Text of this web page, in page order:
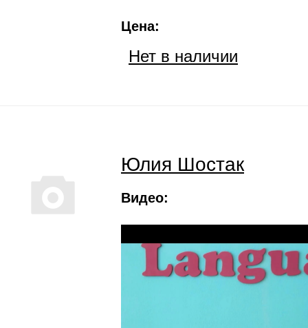
Цена:
Нет в наличии
Юлия Шостак
Видео: